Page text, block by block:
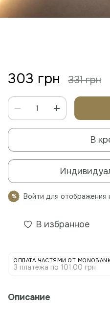
303 грн 331 грн
В
% Войти для отображения
В избранное
ОПЛАТА ЧАСТЯМИ ОТ
3 платежа по 101.00 грн
Описание